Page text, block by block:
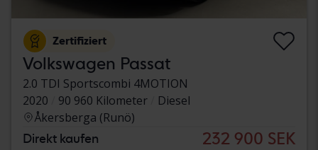
Zertifiziert
Volkswagen Passat
2.0 TDI Sportscombi 4MOTION
2020
90 960 Kilometer
Diesel
Åkersberga (Runö)
Direkt kaufen 232 900 SEK